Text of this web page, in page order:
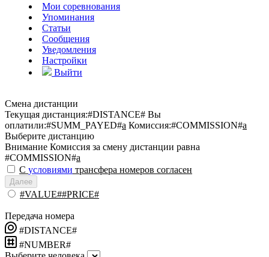
Мои соревнования
Упоминания
Статьи
Сообщения
Уведомления
Настройки
Выйти
Смена дистанции
Текущая дистанция:#DISTANCE# Вы
оплатили:#SUMM_PAYED#a Комиссия:#COMMISSION#a
Выберите дистанцию
Внимание Комиссия за смену дистанции равна
#COMMISSION#a
С условиями трансфера номеров согласен
Далее
#VALUE##PRICE#
Передача номера
#DISTANCE#
#NUMBER#